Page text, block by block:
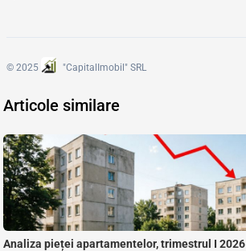
Articole similare
Analiza pieței apartamentelor, trimestrul I 2026
© 2025 "CapitalImobil" SRL